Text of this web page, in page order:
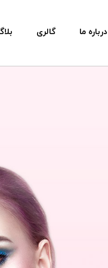
درباره ما گالری